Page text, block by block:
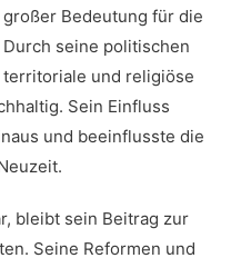
Bedeutung für ⁤die
seine politischen
​und ⁣religiöse
Sein Einfluss
und beeinflusste die
bleibt sein ‍Beitrag zur
Seine‌ Reformen und⁤